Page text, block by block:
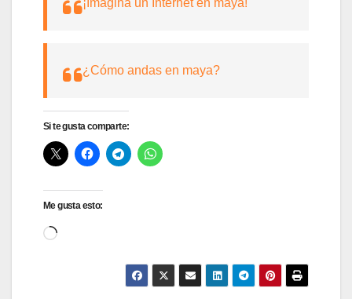
¿Cómo andas en maya?
Si te gusta comparte:
Me gusta esto:
Cargando...